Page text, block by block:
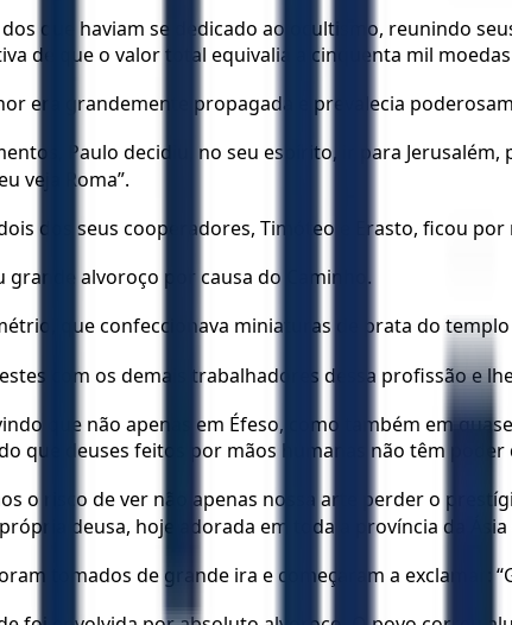
dos que haviam se dedicado ao ocultismo, reunindo
de que o valor total equivalia a cinquenta mil
era grandemente propagada e prevalecia
Paulo decidiu, no seu espírito, ir para
veja Roma”.
dois dos seus cooperadores, Timóteo e Erasto, ficou
grande alvoroço por causa do Caminho.
que confeccionava miniaturas de prata do
com os demais trabalhadores dessa profissão e
que não apenas em Éfeso, como também em
que deuses feitos por mãos humanas não têm poder
o risco de ver não apenas nossa arte perder o
deusa, hoje adorada em toda a província da
tomados de grande ira e começaram a exclamar: